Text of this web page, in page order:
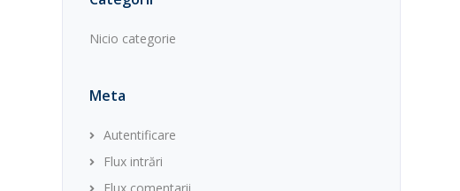
Nicio categorie
Meta
Autentificare
Flux intrări